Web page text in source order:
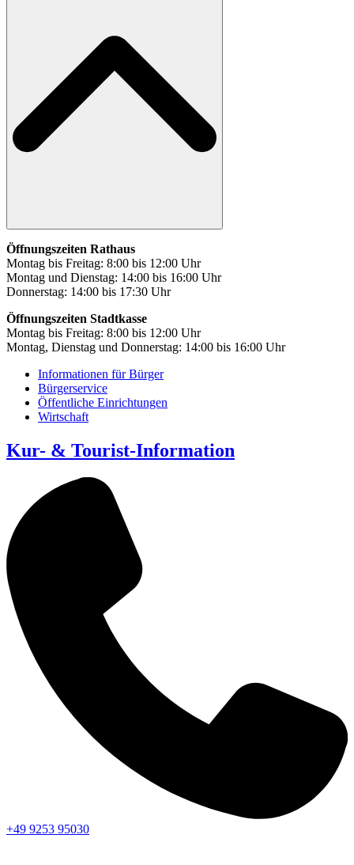
Öffnungszeiten Rathaus
Montag bis Freitag: 8:00 bis 12:00 Uhr
Montag und Dienstag: 14:00 bis 16:00 Uhr
Donnerstag: 14:00 bis 17:30 Uhr
Öffnungszeiten Stadtkasse
Montag bis Freitag: 8:00 bis 12:00 Uhr
Montag, Dienstag und Donnerstag: 14:00 bis 16:00 Uhr
Informationen für Bürger
Bürgerservice
Öffentliche Einrichtungen
Wirtschaft
Kur- & Tourist-Information
+49 9253 95030